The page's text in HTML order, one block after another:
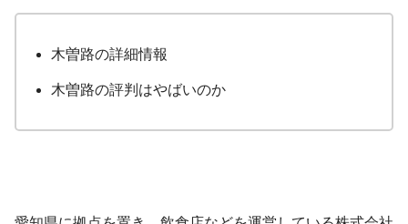
木曽路の詳細情報
木曽路の評判はやばいのか